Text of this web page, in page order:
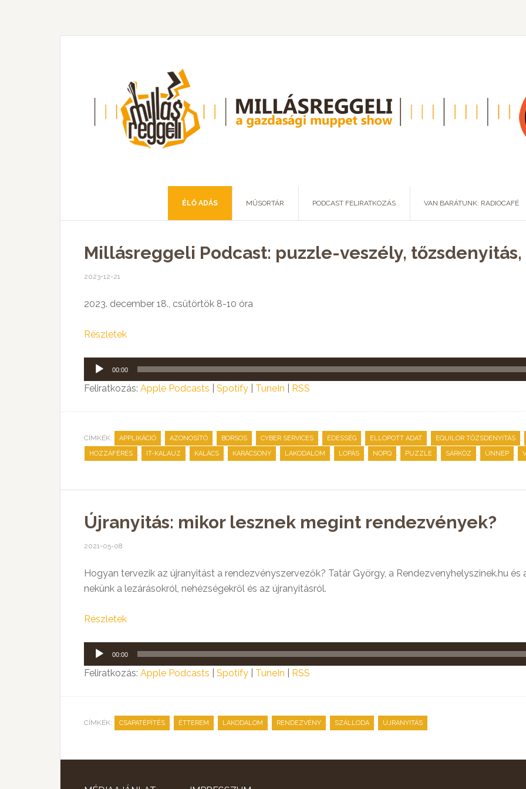
ÉLŐ ADÁS MŰSORTÁR PODCAST FELIRATKOZÁS VAN BARÁTUNK: RADIOCAFÉ
Millásreggeli Podcast: puzzle-veszély, tőzsdenyitás,
2023-12-21
2023. december 18., csütörtök 8-10 óra
Részletek
Audió
lejátszó
00:00
Feliratkozás: Apple Podcasts Spotify TuneIn RSS
CÍMKÉK: APPLIKÁCIÓ , AZONOSÍTÓ , BORSOS , CYBER SERVICES , ÉDESSÉG , ELLOPOTT ADAT , EQUILOR TŐZSDENYITÁS ,
HOZZÁFÉRÉS , IT-KALAUZ , KALÁCS , KARÁCSONY , LAKODALOM , LOPÁS , NOPQ , PUZZLE , SÁRKÖZ , ÜNNEP ,
Újranyitás: mikor lesznek megint rendezvények?
2021-05-08
Hogyan tervezik az újranyitást a rendezvényszervezők? Tatár György, a Rendezvenyhelyszinek.hu
nekünk a lezárásokról, nehézségekről és az újranyitásról.
Részletek
Audió
lejátszó
00:00
Feliratkozás: Apple Podcasts Spotify TuneIn RSS
CÍMKÉK: CSAPATÉPÍTÉS , ÉTTEREM , LAKODALOM , RENDEZVÉNY , SZÁLLODA , ÚJRANYITÁS